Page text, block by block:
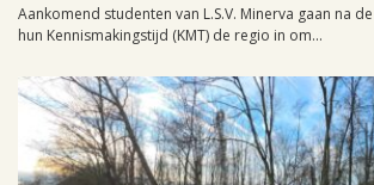
Aankomend studenten van L.S.V. Minerva gaan na
hun Kennismakingstijd (KMT) de regio in om...